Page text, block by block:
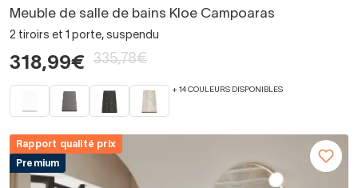
Meuble de salle de bains Kloe Campoaras
2 tiroirs et 1 porte, suspendu
318,99€ 335,78€
+ 14 COULEURS DISPONIBLES
Rapport qualité prix
Premium